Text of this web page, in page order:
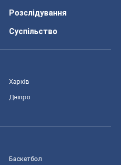
Розслідування
Суспільство
Харків
Дніпро
Баскетбол